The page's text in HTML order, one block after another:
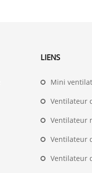
LIENS
Mini
Ventilateur
Ventilateur
Ventilateur de
Ventilateur